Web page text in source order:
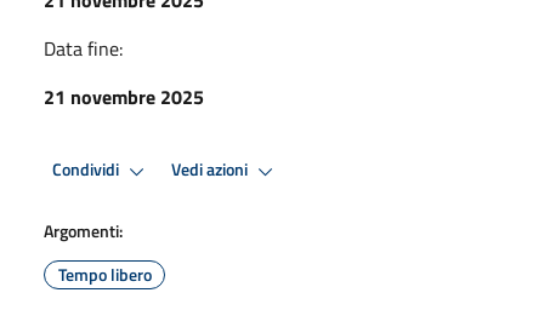
Data fine:
21 novembre 2025
Condividi Vedi azioni
Argomenti:
Tempo libero